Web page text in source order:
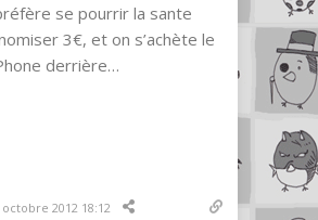
se pourrir la sante
3€, et on s’achète le
derrière…
octobre 2012 18:12